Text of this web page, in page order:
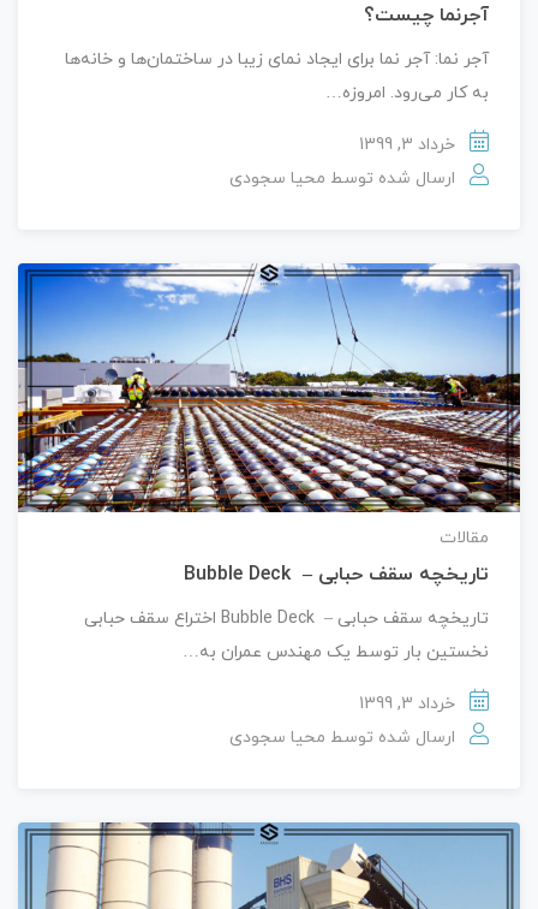
آجرنما چیست؟
آجر نما: آجر نما برای ایجاد نمای زیبا در ساختمان‌ها و خانه‌ها
به کار می‌رود. امروزه…
خرداد 3, 1399
ارسال شده توسط محیا سجودی
مقالات
تاریخچه سقف حبابی – Bubble Deck
تاریخچه سقف حبابی – Bubble Deck اختراع سقف حبابی
نخستین بار توسط یک مهندس عمران به…
خرداد 3, 1399
ارسال شده توسط محیا سجودی